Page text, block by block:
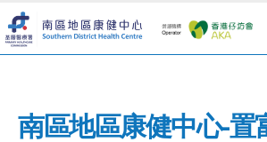
南區地區康健中心-置